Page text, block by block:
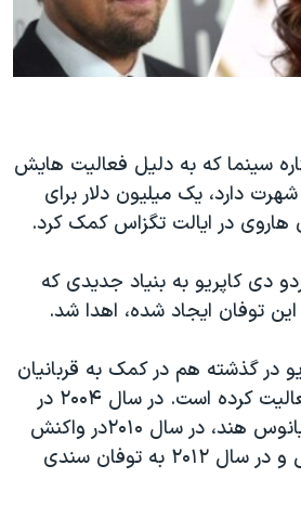
رهبری ایران
نوبل صلح
«سی‌پک»
سینما که به دلیل فعالیت هایش
دارد، یک میلیون دلار برای
هاروی در ایالت تگزاس کمک کرد.
دی کاپریو به بنیاد جدیدی که
توفان ایجاد شده، اهدا شد.
در گذشته هم در کمک به قربانیان
فاجعه های طبیعی فعالیت کرده است. در سال ۲۰۰۴ در
واکنش به سونامی اقیانوس هند، در سال ۲۰۱۰در واکنش
به زمین لرزه در هائیتی و در سال ۲۰۱۲ به توفان سندی